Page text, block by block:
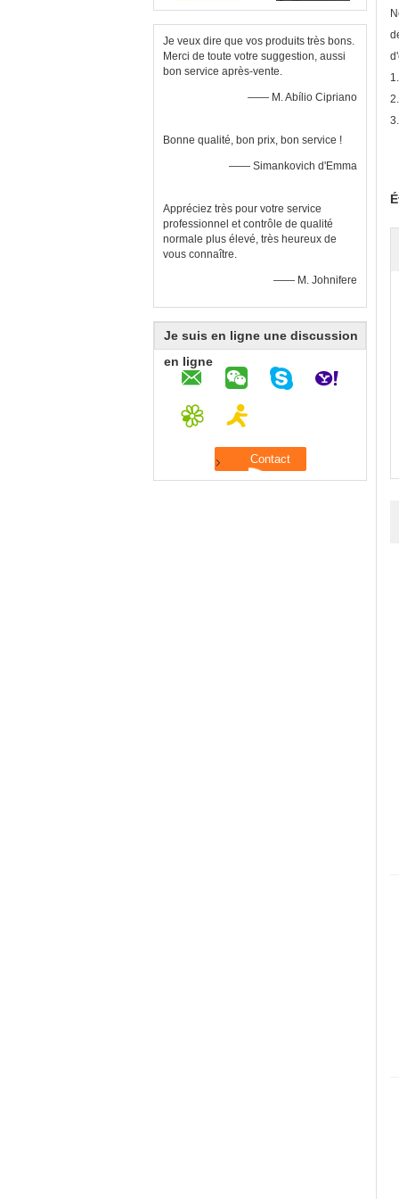
Je veux dire que vos produits très bons.
Merci de toute votre suggestion, aussi
bon service après-vente.
—— M. Abílio Cipriano
Bonne qualité, bon prix, bon service !
—— Simankovich d'Emma
Appréciez très pour votre service
professionnel et contrôle de qualité
normale plus élevé, très heureux de
vous connaître.
—— M. Johnifere
Je suis en ligne une discussion
en ligne